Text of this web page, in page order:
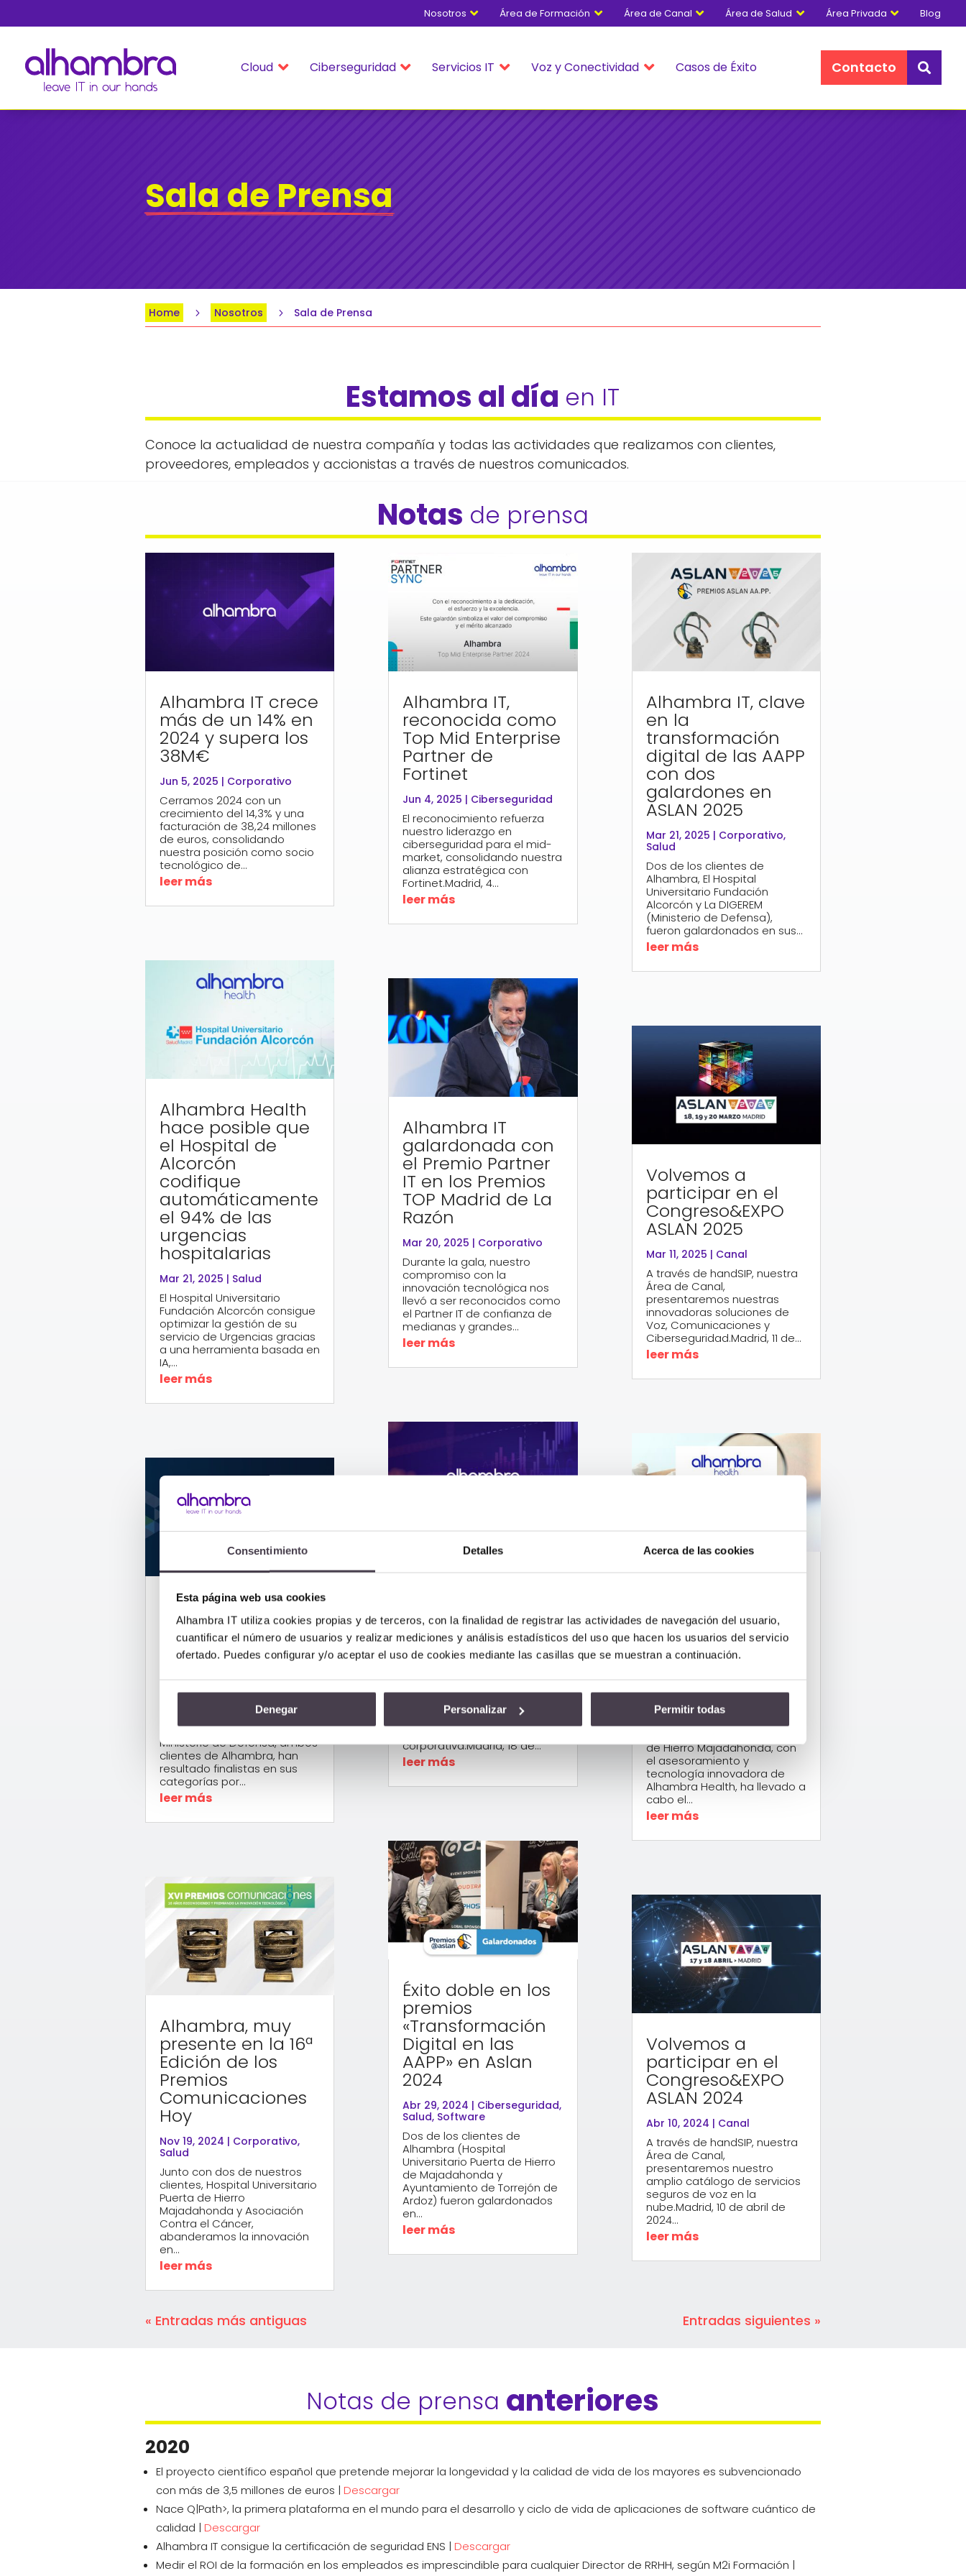
Consentimiento Detalles Acerca de las cookies
Esta página web usa cookies
Alhambra IT utiliza cookies propias y de terceros, con la finalidad de registrar las actividades de navegación del usuario,
cuantificar el número de usuarios y realizar mediciones y análisis estadísticos del uso que hacen los usuarios del servicio
ofertado. Puedes configurar y/o aceptar el uso de cookies mediante las casillas que se muestran a continuación.
Denegar Personalizar Permitir todas

Nosotros 
Área de Formación 
Área de Canal 
Área de Salud 
Área Privada Blog

Cloud 
Ciberseguridad 
Servicios IT 
Voz y Conectividad Casos de Éxito Contacto 
Sala de Prensa
Home 5 Nosotros 5 Sala de Prensa
Estamos al día en IT
Conoce la actualidad de nuestra compañía y todas las actividades que realizamos con clientes,
proveedores, empleados y accionistas a través de nuestros comunicados.
Notas de prensa
Alhambra IT crece
más de un 14% en
2024 y supera los
38M€
Jun 5, 2025 | Corporativo
Cerramos 2024 con un
crecimiento del 14,3% y una
facturación de 38,24 millones
de euros, consolidando
nuestra posición como socio
tecnológico de...
leer más
Alhambra Health
hace posible que
el Hospital de
Alcorcón
codifique
automáticamente
el 94% de las
urgencias
hospitalarias
Mar 21, 2025 | Salud
El Hospital Universitario
Fundación Alcorcón consigue
optimizar la gestión de su
servicio de Urgencias gracias
a una herramienta basada en
IA,...
leer más
Alhambra IT,
doble finalista en
los Premios ASLAN
2025
Salud
El Hospital Universitario
Fundación Alcorcón y el
Ministerio de Defensa, ambos
clientes de Alhambra, han
resultado finalistas en sus
categorías por...
leer más
Alhambra, muy
presente en la 16ª
Edición de los
Premios
Comunicaciones
Hoy
Nov 19, 2024 | Corporativo,
Salud
Junto con dos de nuestros
clientes, Hospital Universitario
Puerta de Hierro
Majadahonda y Asociación
Contra el Cáncer,
abanderamos la innovación
en...
leer más
Alhambra IT,
reconocida como
Top Mid Enterprise
Partner de
Fortinet
Jun 4, 2025 | Ciberseguridad
El reconocimiento refuerza
nuestro liderazgo en
ciberseguridad para el mid-
market, consolidando nuestra
alianza estratégica con
Fortinet.Madrid, 4...
leer más
Alhambra IT
galardonada con
el Premio Partner
IT en los Premios
TOP Madrid de La
Razón
Mar 20, 2025 | Corporativo
Durante la gala, nuestro
compromiso con la
innovación tecnológica nos
llevó a ser reconocidos como
el Partner IT de confianza de
medianas y grandes...
leer más
Balance 2024
Salud
Dic 18, 2024|Corporativo ,
Salud
Innovación, compromiso y
crecimiento: Un año marcado
por la IA, la excelencia
corporativa.Madrid, 18 de...
leer más
Éxito doble en los
premios
«Transformación
Digital en las
AAPP» en Aslan
2024
Abr 29, 2024 | Ciberseguridad,
Salud, Software
Dos de los clientes de
Alhambra (Hospital
Universitario Puerta de Hierro
de Majadahonda y
Ayuntamiento de Torrejón de
Ardoz) fueron galardonados
en...
leer más
Alhambra IT, clave
en la
transformación
digital de las AAPP
con dos
galardones en
ASLAN 2025
Mar 21, 2025 | Corporativo,
Salud
Dos de los clientes de
Alhambra, El Hospital
Universitario Fundación
Alcorcón y La DIGEREM
(Ministerio de Defensa),
fueron galardonados en sus...
leer más
Volvemos a
participar en el
Congreso&EXPO
ASLAN 2025
Mar 11, 2025 | Canal
A través de handSIP, nuestra
Área de Canal,
presentaremos nuestras
innovadoras soluciones de
Voz, Comunicaciones y
Ciberseguridad.Madrid, 11 de...
leer más
de enfermedades
raras en la
patología de la
pustulosa
Nov 21, 2024|Salud
de Hierro Majadahonda, con
el asesoramiento y
tecnología innovadora de
Alhambra Health, ha llevado a
cabo el...
leer más
Volvemos a
participar en el
Congreso&EXPO
ASLAN 2024
Abr 10, 2024 | Canal
A través de handSIP, nuestra
Área de Canal,
presentaremos nuestro
amplio catálogo de servicios
seguros de voz en la
nube.Madrid, 10 de abril de
2024...
leer más
« Entradas más antiguas Entradas siguientes »
Notas de prensa anteriores
2020
El proyecto científico español que pretende mejorar la longevidad y la calidad de vida de los mayores es subvencionado
con más de 3,5 millones de euros | Descargar
Nace Q|Path>, la primera plataforma en el mundo para el desarrollo y ciclo de vida de aplicaciones de software cuántico de
calidad | Descargar
Alhambra IT consigue la certificación de seguridad ENS | Descargar
Medir el ROI de la formación en los empleados es imprescindible para cualquier Director de RRHH, según M2i Formación |